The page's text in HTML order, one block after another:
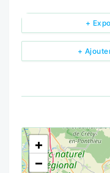
+
+
<!---->
+
−